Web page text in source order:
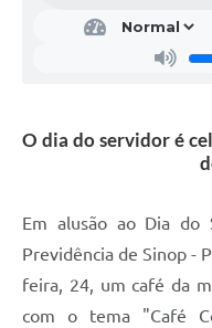
O dia do servidor é
Em alusão ao Dia do
Previdência de Sinop -
feira, 24, um café da
com o tema "Café